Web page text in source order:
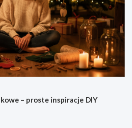
– proste inspiracje DIY